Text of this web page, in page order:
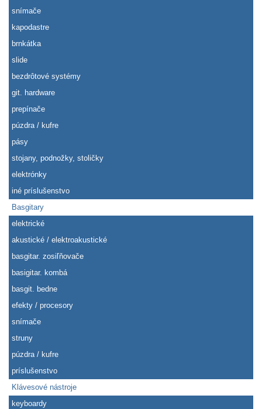
snímače
kapodastre
brnkátka
slide
bezdrôtové systémy
git. hardware
prepínače
púzdra / kufre
pásy
stojany, podnožky, stoličky
elektrónky
iné príslušenstvo
Basgitary
elektrické
akustické / elektroakustické
basgitar. zosiľňovače
basigitar. kombá
basgit. bedne
efekty / procesory
snímače
struny
púzdra / kufre
príslušenstvo
Klávesové nástroje
keyboardy